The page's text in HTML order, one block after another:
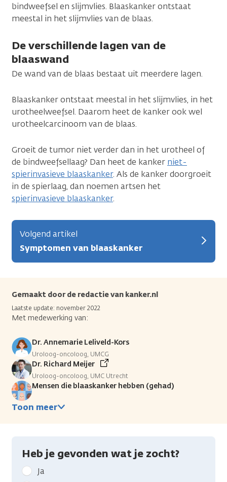
bindweefsel en slijmvlies. Blaaskanker ontstaat
meestal in het slijmvlies van de blaas.
De verschillende lagen van de
blaaswand
De wand van de blaas bestaat uit meerdere lagen.
Blaaskanker ontstaat meestal in het slijmvlies, in het
urotheelweefsel. Daarom heet de kanker ook wel
urotheelcarcinoom van de blaas.
Groeit de tumor niet verder dan in het urotheel of
de bindweefsellaag? Dan heet de kanker niet-
spierinvasieve blaaskanker. Als de kanker doorgroeit
in de spierlaag, dan noemen artsen het
spierinvasieve blaaskanker.
Volgend artikel
Symptomen van blaaskanker
Gemaakt door de redactie van kanker.nl
Laatste update: november 2022
Met medewerking van:
Dr. Annemarie Leliveld-Kors
Uroloog-oncoloog, UMCG
Dr. Richard Meijer
Uroloog-oncoloog, UMC Utrecht
Mensen die blaaskanker hebben (gehad)
Toon meer
Heb je gevonden wat je zocht?
GeefJa